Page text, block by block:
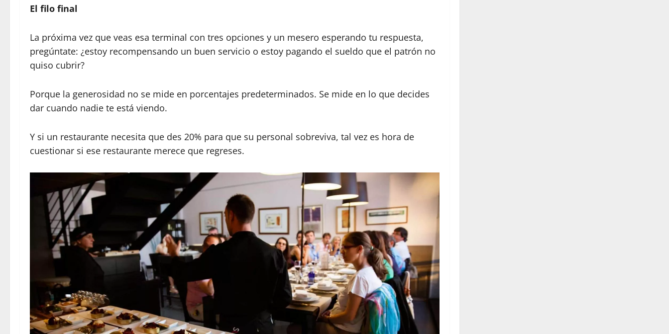
El filo final
La próxima vez que veas esa terminal con tres opciones y un mesero esperando tu respuesta,
pregúntate: ¿estoy recompensando un buen servicio o estoy pagando el sueldo que el patrón no
quiso cubrir?
Porque la generosidad no se mide en porcentajes predeterminados. Se mide en lo que decides
dar cuando nadie te está viendo.
Y si un restaurante necesita que des 20% para que su personal sobreviva, tal vez es hora de
cuestionar si ese restaurante merece que regreses.